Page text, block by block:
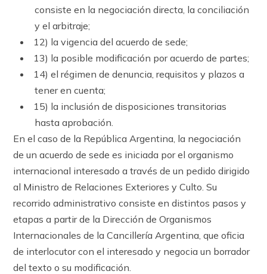
consiste en la negociación directa, la conciliación
y el arbitraje;
12) la vigencia del acuerdo de sede;
13) la posible modificación por acuerdo de partes;
14) el régimen de denuncia, requisitos y plazos a
tener en cuenta;
15) la inclusión de disposiciones transitorias
hasta aprobación.
En el caso de la República Argentina, la negociación
de un acuerdo de sede es iniciada por el organismo
internacional interesado a través de un pedido dirigido
al Ministro de Relaciones Exteriores y Culto. Su
recorrido administrativo consiste en distintos pasos y
etapas a partir de la Dirección de Organismos
Internacionales de la Cancillería Argentina, que oficia
de interlocutor con el interesado y negocia un borrador
del texto o su modificación.